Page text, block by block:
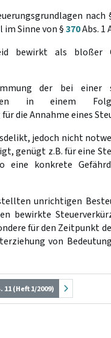
nach
Sinne von §370Abs. 1
bewirkt als bloßer
der bei einer
in einem
die Annahme eines
jedoch nicht
genügt z.B. für eine
konkrete
unrichtigen
bewirkte
für den Zeitpunkt
von
11 (Heft 1/2009)